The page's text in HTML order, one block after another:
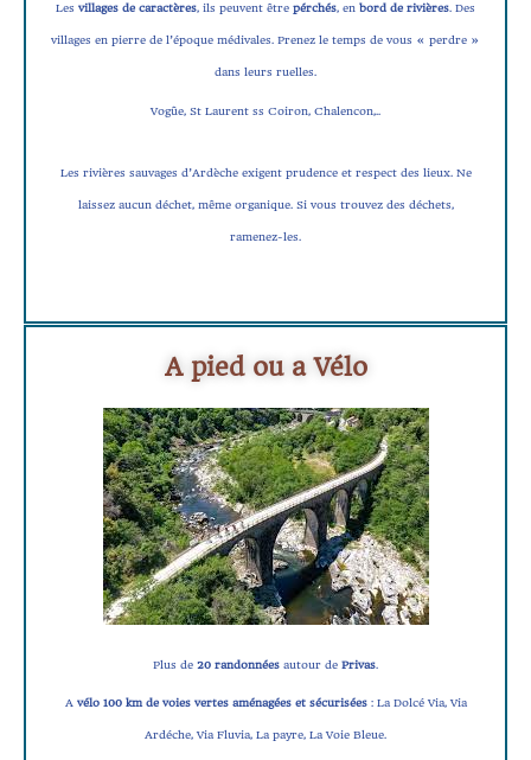
Les villages de caractères, ils peuvent être pérchés, en bord de rivières. Des
villages en pierre de l’époque médivales. Prenez le temps de vous « perdre »
dans leurs ruelles.
Vogûe, St Laurent ss Coiron, Chalencon,..
Les rivières sauvages d’Ardèche exigent prudence et respect des lieux. Ne
laissez aucun déchet, même organique. Si vous trouvez des déchets,
ramenez-les.
A pied ou a Vélo
Plus de 20 randonnées autour de Privas.
A vélo 100 km de voies vertes aménagées et sécurisées: La Dolcé Via, Via
Ardéche, Via Fluvia, La payre, La Voie Bleue.